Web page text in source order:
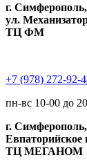
г. Симферополь,
ул.
ТЦ ФМ
+7 (978) 272-92-
пн-вс 10-00 до
г. Симферополь,
Евпаторийское
ТЦ МЕГАНОМ